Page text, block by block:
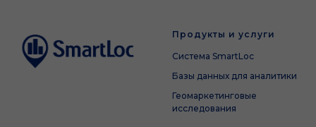
Продукты и услуги
Система SmartLoc
Базы данных для аналитики
Геомаркетинговые
исследования